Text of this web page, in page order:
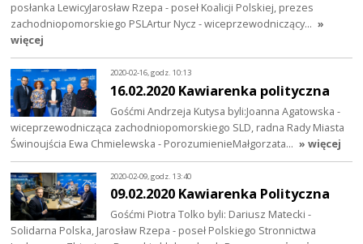
posłanka LewicyJarosław Rzepa - poseł Koalicji Polskiej, prezes
zachodniopomorskiego PSLArtur Nycz - wiceprzewodniczący… »
więcej
2020-02-16, godz. 10:13
16.02.2020 Kawiarenka polityczna
Gośćmi Andrzeja Kutysa byli:Joanna Agatowska -
wiceprzewodnicząca zachodniopomorskiego SLD, radna Rady Miasta
Świnoujścia Ewa Chmielewska - PorozumienieMałgorzata… » więcej
2020-02-09, godz. 13:40
09.02.2020 Kawiarenka Polityczna
Gośćmi Piotra Tolko byli: Dariusz Matecki -
Solidarna Polska, Jarosław Rzepa - poseł Polskiego Stronnictwa